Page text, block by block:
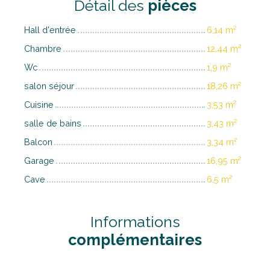
Détail des pièces
Hall d'entrée
6,14 m²
Chambre
12,44 m²
Wc
1,9 m²
salon séjour
18,26 m²
Cuisine
3,53 m²
salle de bains
3,43 m²
Balcon
3,34 m²
Garage
16,95 m²
Cave
6,5 m²
Informations
complémentaires